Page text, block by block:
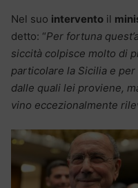
Nel suo intervento il
detto: “Per fortuna
siccità colpisce molto di
particolare la Sicilia e
dalle quali lei proviene,
vino eccezionalmente